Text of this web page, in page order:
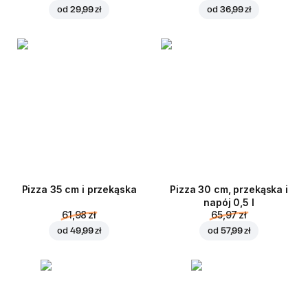
od 29,99 zł od 36,99 zł
Pizza 35 cm i przekąska
61,98 zł
od 49,99 zł
Pizza 30 cm, przekąska i
napój 0,5 l
65,97 zł
od 57,99 zł